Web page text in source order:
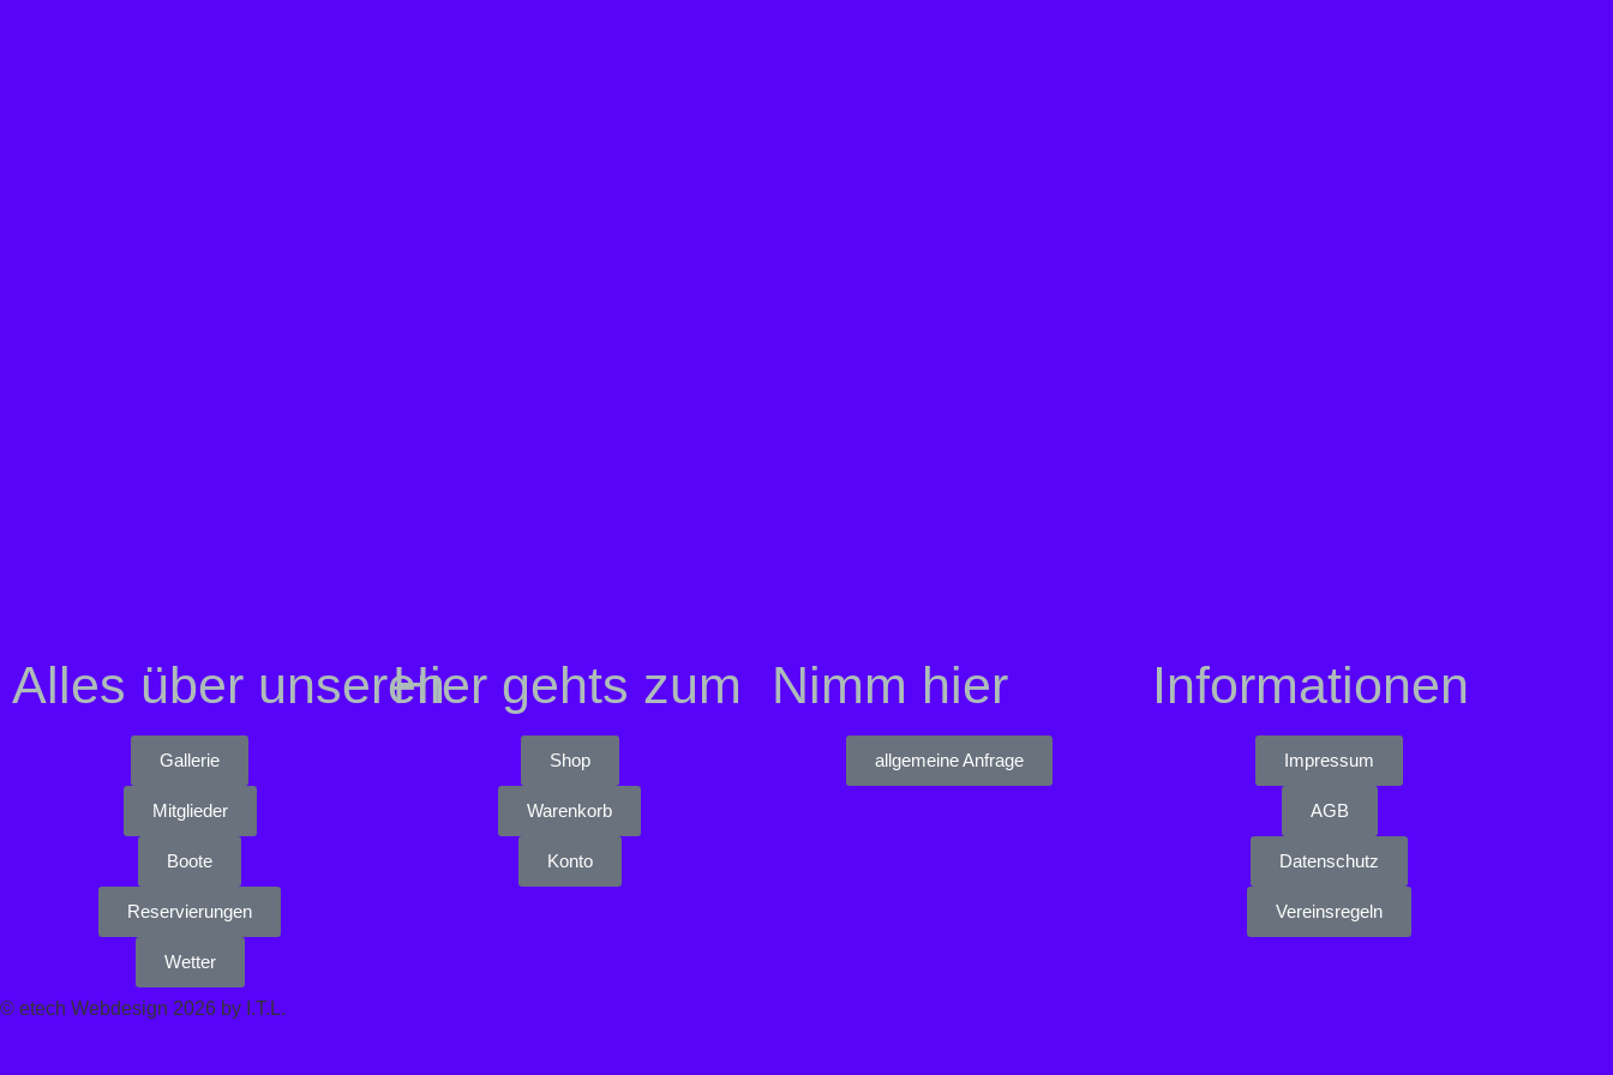
Alles über unseren
Gallerie
Mitglieder
Boote
Reservierungen
Wetter
Hier gehts zum
Shop
Warenkorb
Konto
Nimm hier
allgemeine Anfrage
Informationen
Impressum
AGB
Datenschutz
Vereinsregeln
© etech Webdesign 2026 by I.T.L.